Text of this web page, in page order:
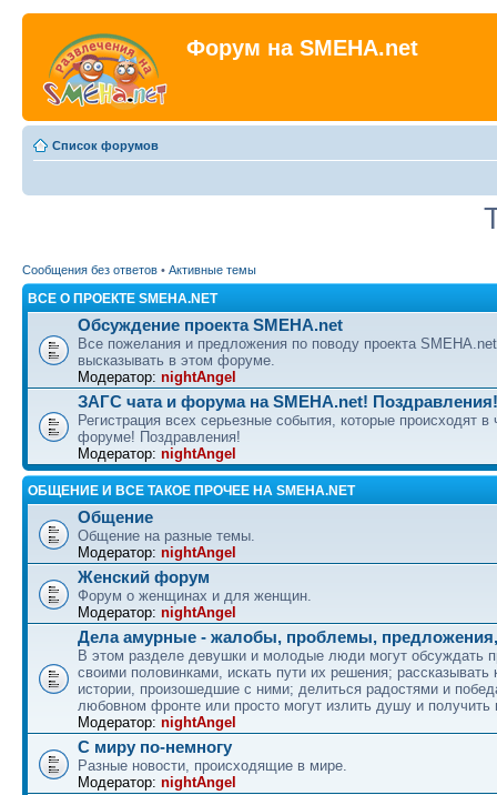
Форум на SMEHA.net
Список форумов
Сообщения без ответов • Активные темы
ВСЕ О ПРОЕКТЕ SMEHA.NET
Обсуждение проекта SMEHA.net
Все пожелания и предложения по поводу проекта
высказывать в этом форуме.
Модератор: nightAngel
ЗАГС чата и форума на SMEHA.net! Поздравления!
Регистрация всех серьезные события, которые происходят в
форуме! Поздравления!
Модератор: nightAngel
ОБЩЕНИЕ И ВСЕ ТАКОЕ ПРОЧЕЕ НА SMEHA.NET
Общение
Общение на разные темы.
Модератор: nightAngel
Женский форум
Форум о женщинах и для женщин.
Модератор: nightAngel
Дела амурные - жалобы, проблемы,
В этом разделе девушки и молодые люди могут обсуждать
своими половинками, искать пути их решения; рассказывать
истории, произошедшие с ними; делиться радостями и
любовном фронте или просто могут излить душу и получить
Модератор: nightAngel
С миру по-немногу
Разные новости, происходящие в мире.
Модератор: nightAngel